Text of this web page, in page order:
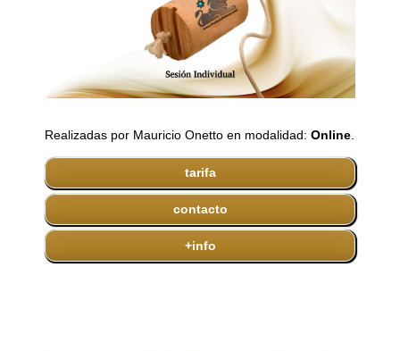
Realizadas por Mauricio Onetto en modalidad: Online
tarifa
contacto
+info